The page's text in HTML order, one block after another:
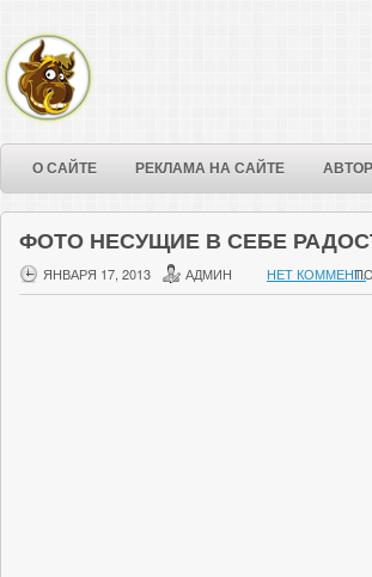
О САЙТЕ РЕКЛАМА НА САЙТЕ
ФОТО НЕСУЩИЕ В СЕБЕ
ЯНВАРЯ 17, 2013 АДМИН НЕТ КОММЕНТ.